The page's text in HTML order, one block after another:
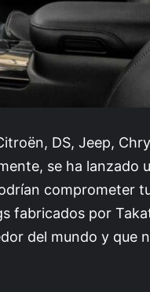
DS, Jeep,
se ha lanzado
comprometer
fabricados por
del mundo y que